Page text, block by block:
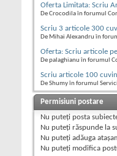
Oferta Limitata: Scriu
De Crocodila în forumul
Scriu 3 articole 300
De Mihai Alexandru în
Oferta: Scriu articole
De palaghianu în forumul
Scriu articole 100
De Shumy în forumul
Permisiuni postare
Nu puteţi posta
Nu puteţi răspunde la
Nu puteţi adăuga
Nu puteţi modifica